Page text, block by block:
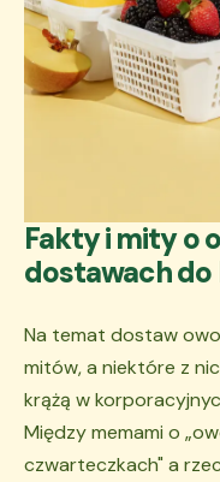
Fakty i mity o
dostawach do
Na temat dostaw
mitów, a niektóre z
krążą w
Między memami o
czwarteczkach" a